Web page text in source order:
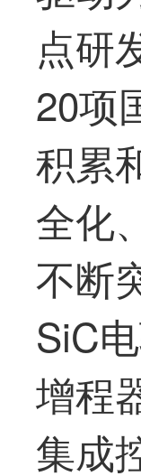
点研
20项
积累
全化
不断
SiC
增程
集成